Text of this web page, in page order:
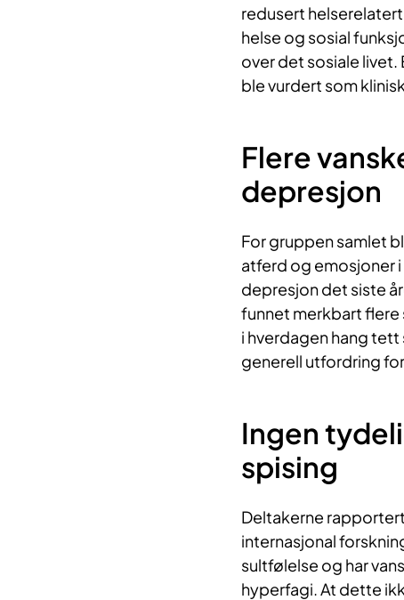
redusert
helse og sosial
over det sosiale livet.
ble vurdert som
Flere
depresjon
For gruppen samlet
atferd og emosjoner
depresjon det siste
funnet merkbart flere
i hverdagen hang
generell utfordring
Ingen
spising
Deltakerne
internasjonal
sultfølelse og har
hyperfagi. At dette